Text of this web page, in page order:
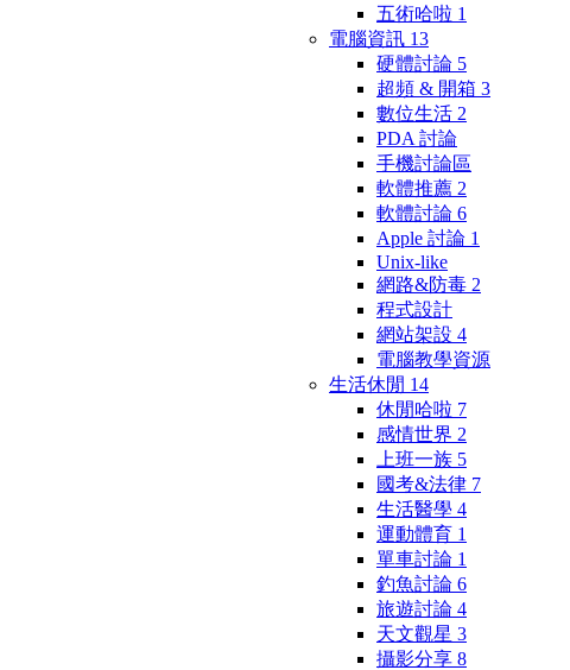
五術哈啦 1
電腦資訊 13
硬體討論 5
超頻 & 開箱 3
數位生活 2
PDA 討論
手機討論區
軟體推薦 2
軟體討論 6
Apple 討論 1
Unix-like
網路&防毒 2
程式設計
網站架設 4
電腦教學資源
生活休閒 14
休閒哈啦 7
感情世界 2
上班一族 5
國考&法律 7
生活醫學 4
運動體育 1
單車討論 1
釣魚討論 6
旅遊討論 4
天文觀星 3
攝影分享 8